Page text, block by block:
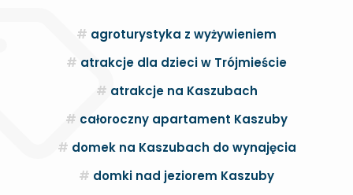
agroturystyka z wyżywieniem
atrakcje dla dzieci w Trójmieście
atrakcje na Kaszubach
całoroczny apartament Kaszuby
domek na Kaszubach do wynajęcia
domki nad jeziorem Kaszuby